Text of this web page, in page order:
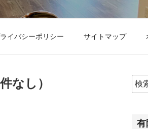
イバシーポリシー サイトマップ
なし）
検
索:
有